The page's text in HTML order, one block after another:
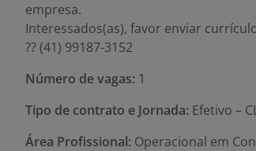
empresa.
Interessados(as), favor enviar
?? (41) 99187-3152
Número de vagas: 1
Tipo de contrato e Jornada: Efetivo –
Área Profissional: Operacional em